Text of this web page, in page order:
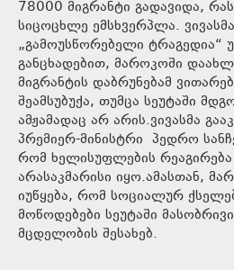
78000 მიგრანტი გადავიდა,
სიცოცხლე ემსხვერპლა.
„გამოუსწორებელი ტრაგედია“
განცხადებით, მაროკოში
მიგრანტის დაბრუნებამ
შეამსუბუქა, თუმცა სეუტაში
ამჟამადაც არ არის.ვივასმა
პრემიერ-მინისტრი პედრო
რომ ხელისუფლების
არასაკმარისი იყო.ამასთან,
იუწყება, რომ სოციალურ
მოწოდებები სეუტაში
მცდელობის შესახებ.